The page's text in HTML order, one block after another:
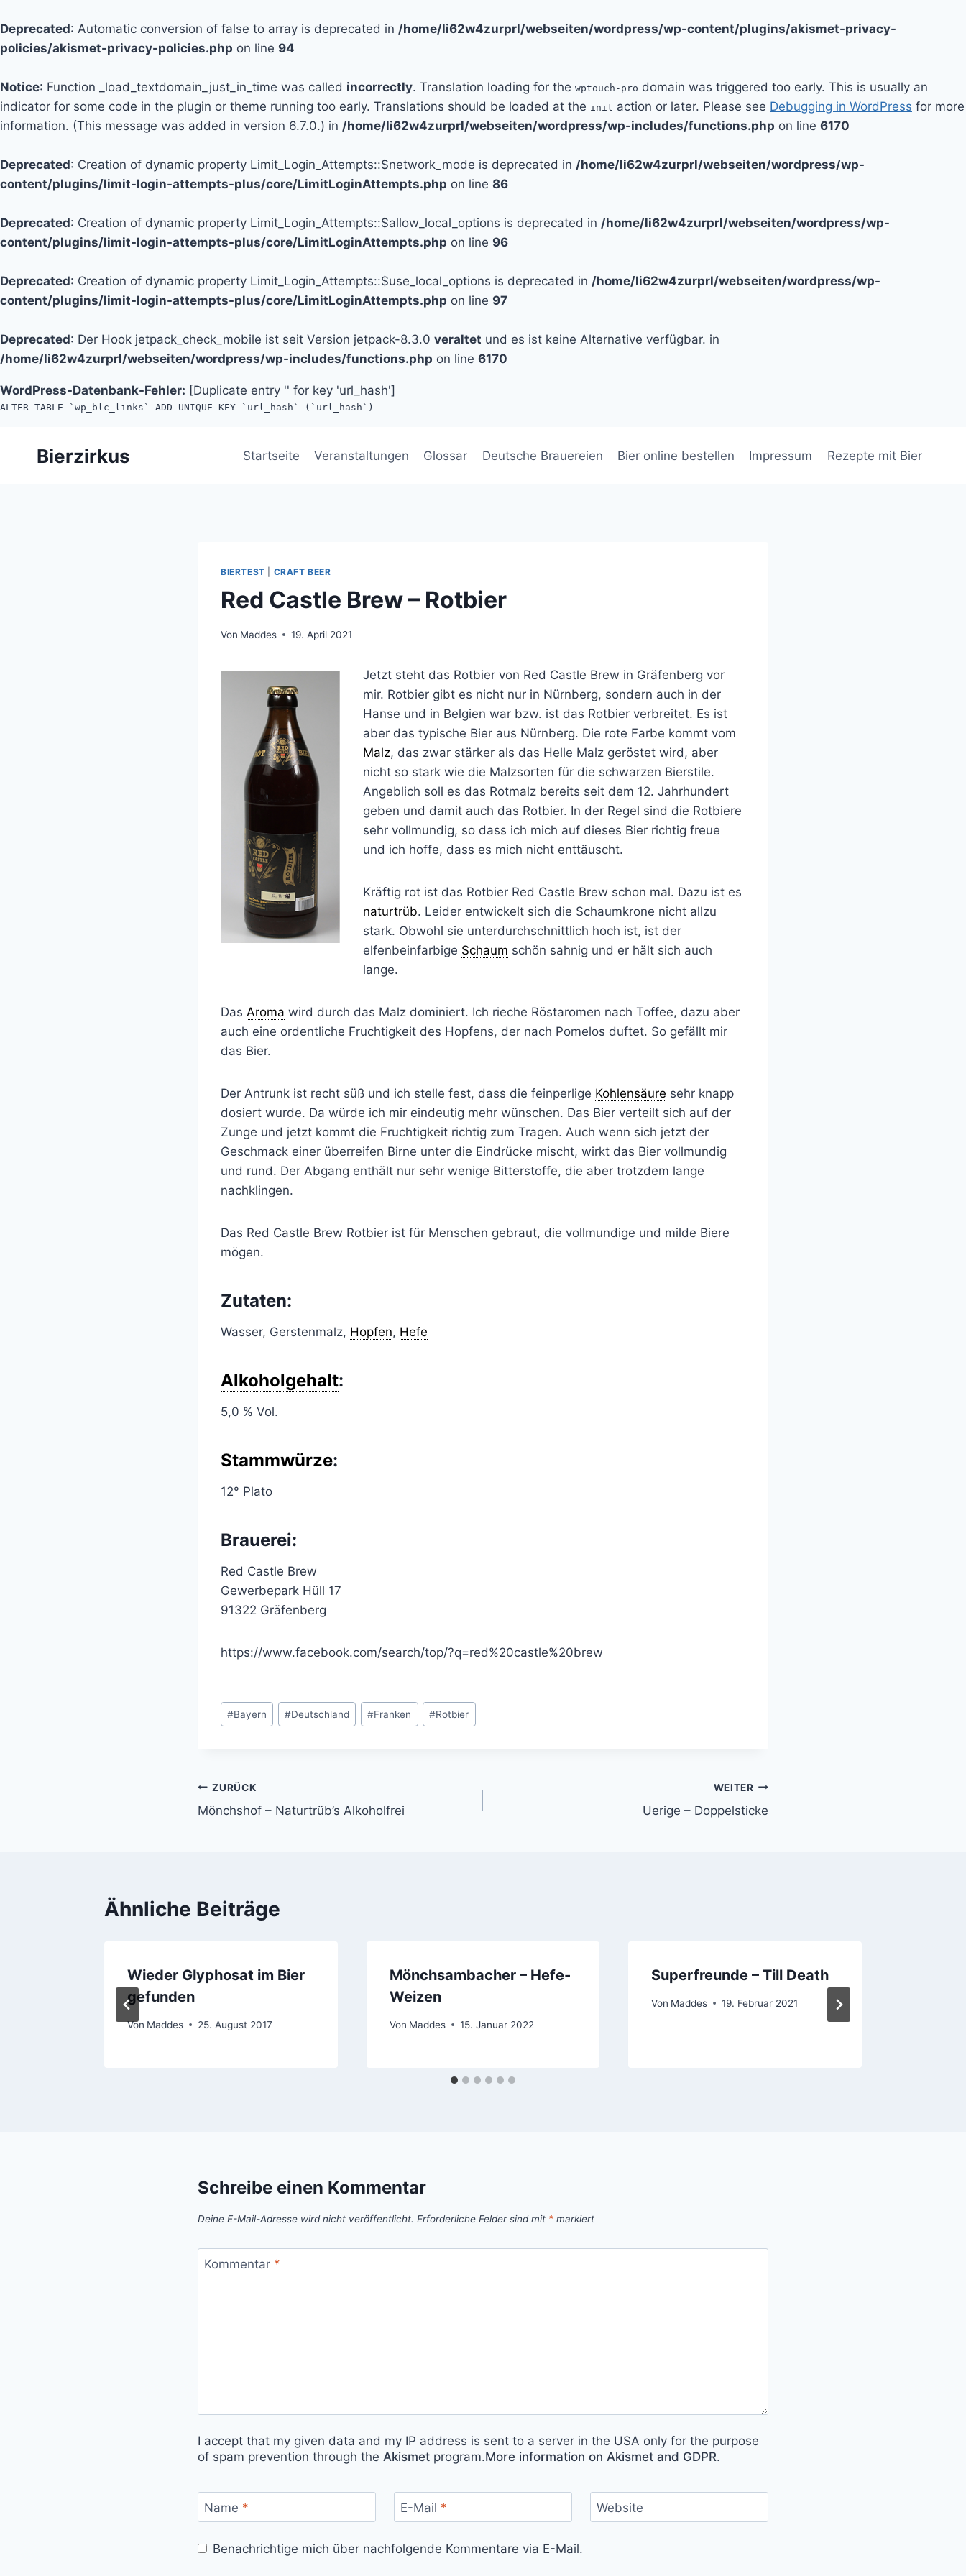
Deprecated: Automatic conversion of false to array is deprecated in /home/li62w4zurprl/webseiten/wordpress/wp-content/plugins/akismet-privacy-
policies/akismet-privacy-policies.php on line 94
Notice: Function _load_textdomain_just_in_time was called incorrectly. Translation loading for the wptouch-pro domain was triggered too early. This is usually an
indicator for some code in the plugin or theme running too early. Translations should be loaded at the init action or later. Please see Debugging in WordPress for more
information. (This message was added in version 6.7.0.) in /home/li62w4zurprl/webseiten/wordpress/wp-includes/functions.php on line 6170
Deprecated: Creation of dynamic property Limit_Login_Attempts::$network_mode is deprecated in /home/li62w4zurprl/webseiten/wordpress/wp-
content/plugins/limit-login-attempts-plus/core/LimitLoginAttempts.php on line 86
Deprecated: Creation of dynamic property Limit_Login_Attempts::$allow_local_options is deprecated in /home/li62w4zurprl/webseiten/wordpress/wp-
content/plugins/limit-login-attempts-plus/core/LimitLoginAttempts.php on line 96
Deprecated: Creation of dynamic property Limit_Login_Attempts::$use_local_options is deprecated in /home/li62w4zurprl/webseiten/wordpress/wp-
content/plugins/limit-login-attempts-plus/core/LimitLoginAttempts.php on line 97
Deprecated: Der Hook jetpack_check_mobile ist seit Version jetpack-8.3.0 veraltet und es ist keine Alternative verfügbar. in
/home/li62w4zurprl/webseiten/wordpress/wp-includes/functions.php on line 6170
WordPress-Datenbank-Fehler: [Duplicate entry '' for key 'url_hash']
ALTER TABLE `wp_blc_links` ADD UNIQUE KEY `url_hash` (`url_hash`)
Bierzirkus Startseite Veranstaltungen Glossar Deutsche Brauereien Bier online bestellen Impressum Rezepte mit Bier
BIERTEST CRAFT BEER
Red Castle Brew – Rotbier
Von Maddes 19. April 2021
Jetzt steht das Rotbier von Red Castle Brew in Gräfenberg vor
mir. Rotbier gibt es nicht nur in Nürnberg, sondern auch in der
Hanse und in Belgien war bzw. ist das Rotbier verbreitet. Es ist
aber das typische Bier aus Nürnberg. Die rote Farbe kommt vom
Malz, das zwar stärker als das Helle Malz geröstet wird, aber
nicht so stark wie die Malzsorten für die schwarzen Bierstile.
Angeblich soll es das Rotmalz bereits seit dem 12. Jahrhundert
geben und damit auch das Rotbier. In der Regel sind die Rotbiere
sehr vollmundig, so dass ich mich auf dieses Bier richtig freue
und ich hoffe, dass es mich nicht enttäuscht.
Kräftig rot ist das Rotbier Red Castle Brew schon mal. Dazu ist es
naturtrüb. Leider entwickelt sich die Schaumkrone nicht allzu
stark. Obwohl sie unterdurchschnittlich hoch ist, ist der
elfenbeinfarbige Schaum schön sahnig und er hält sich auch
lange.
Das Aroma wird durch das Malz dominiert. Ich rieche Röstaromen nach Toffee, dazu aber
auch eine ordentliche Fruchtigkeit des Hopfens, der nach Pomelos duftet. So gefällt mir
das Bier.
Der Antrunk ist recht süß und ich stelle fest, dass die feinperlige Kohlensäure sehr knapp
dosiert wurde. Da würde ich mir eindeutig mehr wünschen. Das Bier verteilt sich auf der
Zunge und jetzt kommt die Fruchtigkeit richtig zum Tragen. Auch wenn sich jetzt der
Geschmack einer überreifen Birne unter die Eindrücke mischt, wirkt das Bier vollmundig
und rund. Der Abgang enthält nur sehr wenige Bitterstoffe, die aber trotzdem lange
nachklingen.
Das Red Castle Brew Rotbier ist für Menschen gebraut, die vollmundige und milde Biere
mögen.
Zutaten:
Wasser, Gerstenmalz, Hopfen, Hefe
Alkoholgehalt:
5,0 % Vol.
Stammwürze:
12° Plato
Brauerei:
Red Castle Brew
Gewerbepark Hüll 17
91322 Gräfenberg
https://www.facebook.com/search/top/?q=red%20castle%20brew
Schlagworte:
#Bayern #Deutschland #Franken #Rotbier
Beitragsnavigation
ZURÜCK
Mönchshof – Naturtrüb’s Alkoholfrei
WEITER
Uerige – Doppelsticke
Ähnliche Beiträge
Wieder Glyphosat im Bier
gefunden
Von Maddes 25. August 2017
Mönchsambacher – Hefe-
Weizen
Von Maddes 15. Januar 2022
Superfreunde – Till Death
Von Maddes 19. Februar 2021
Schreibe einen Kommentar
Deine E-Mail-Adresse wird nicht veröffentlicht. Erforderliche Felder sind mit * markiert
Kommentar *
I accept that my given data and my IP address is sent to a server in the USA only for the purpose
of spam prevention through the Akismet program.More information on Akismet and GDPR.
Name * E-Mail * Website
Benachrichtige mich über nachfolgende Kommentare via E-Mail.